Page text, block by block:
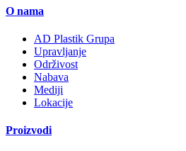
O nama
AD Plastik Grupa
Upravljanje
Održivost
Nabava
Mediji
Lokacije
Proizvodi